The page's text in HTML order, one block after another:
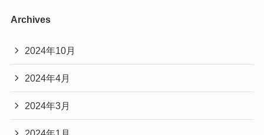
Archives
2024年10月
2024年4月
2024年3月